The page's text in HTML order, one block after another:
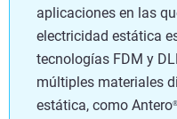
aplicaciones en las
electricidad estática
tecnologías FDM y
múltiples materiales
estática, como Antero®